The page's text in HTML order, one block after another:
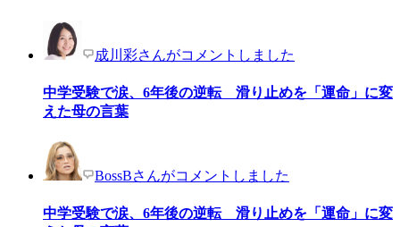
成川彩さんがコメントしました
中学受験で涙、6年後の逆転 滑り止めを「運命」に変
えた母の言葉
BossBさんがコメントしました
中学受験で涙、6年後の逆転 滑り止めを「運命」に変